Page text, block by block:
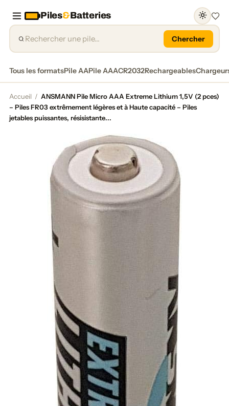
Piles&Batteries
Chercher
Tous les formatsPile AAPile AAACR2032Rechargeables
Accueil / ANSMANN Pile Micro AAA Extreme Lithium 1,5V (2 pces)
– Piles FR03 extrêmement légères et à Haute capacité – Piles
jetables puissantes, résisistante...